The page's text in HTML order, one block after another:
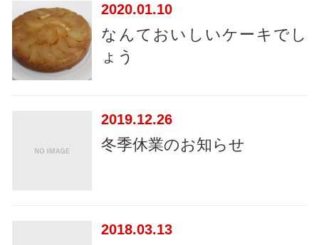
2020 01.10
なんておいしいケーキでし
ょう
2019 12.26
冬季休業のお知らせ
2018 03.13